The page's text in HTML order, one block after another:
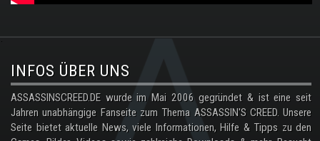
.
INFOS ÜBER UNS
ASSASSINSCREED.DE wurde im Mai 2006 gegründet & ist eine seit
Jahren unabhängige Fanseite zum Thema ASSASSIN'S CREED. Unsere
Seite bietet aktuelle News, viele Informationen, Hilfe & Tipps zu den